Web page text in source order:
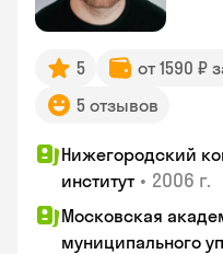
5 от 1590 ₽
5 отзывов
Нижегородский
институт • 2006 г.
Московская
муниципального